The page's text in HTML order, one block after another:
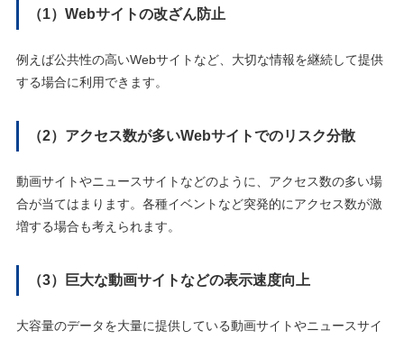
（1）Webサイトの改ざん防止
例えば公共性の高いWebサイトなど、大切な情報を継続して提供
する場合に利用できます。
（2）アクセス数が多いWebサイトでのリスク分散
動画サイトやニュースサイトなどのように、アクセス数の多い場
合が当てはまります。各種イベントなど突発的にアクセス数が激
増する場合も考えられます。
（3）巨大な動画サイトなどの表示速度向上
大容量のデータを大量に提供している動画サイトやニュースサイ